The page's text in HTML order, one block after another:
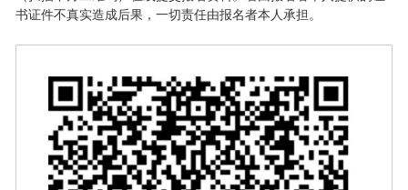
书证件不真实造成后果，一切责任由报名者本人承担。